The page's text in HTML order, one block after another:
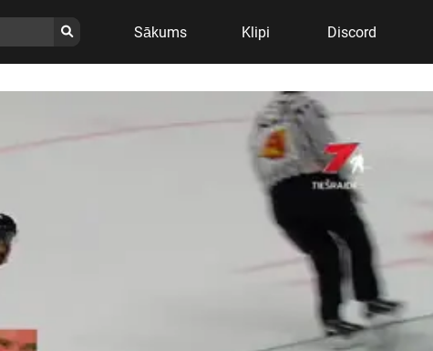
Sākums Klipi Discord